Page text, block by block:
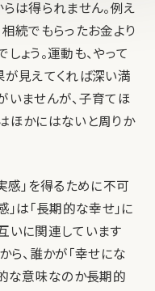
は得られません。例え
続でもらったお金より
ょう。運動も、やって
が見えてくれば深い満
いませんが、子育てほ
ほかにはないと周りか
感」を得るために不可
」は「長期的な幸せ」に
いに関連しています
ら、誰かが「幸せにな
的な意味なのか長期的